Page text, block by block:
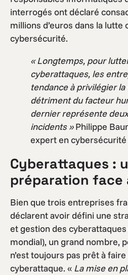
interrogés ont déclaré
millions d’euros dans la lutte
cybersécurité.
« Longtemps, pour
cyberattaques, les
tendance à privilégier
détriment du facteur
dernier représente
incidents »Philippe
expert en cybersécurité
Cyberattaques :
préparation face
Bien que trois entreprises
déclarent avoir défini une
et gestion des cyberattaques
mondial), un grand nombre,
n’est toujours pas prêt à
cyberattaque. « La mise en